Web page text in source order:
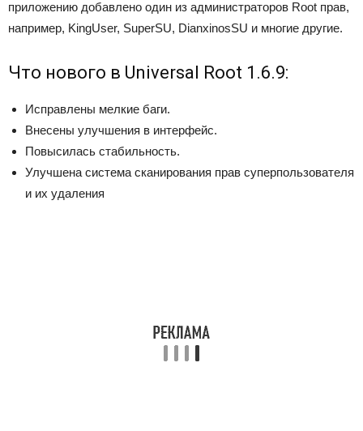
приложению добавлено один из администраторов Root прав,
например, KingUser, SuperSU, DianxinosSU и многие другие.
Что нового в Universal Root 1.6.9:
Исправлены мелкие баги.
Внесены улучшения в интерфейс.
Повысилась стабильность.
Улучшена система сканирования прав суперпользователя
и их удаления